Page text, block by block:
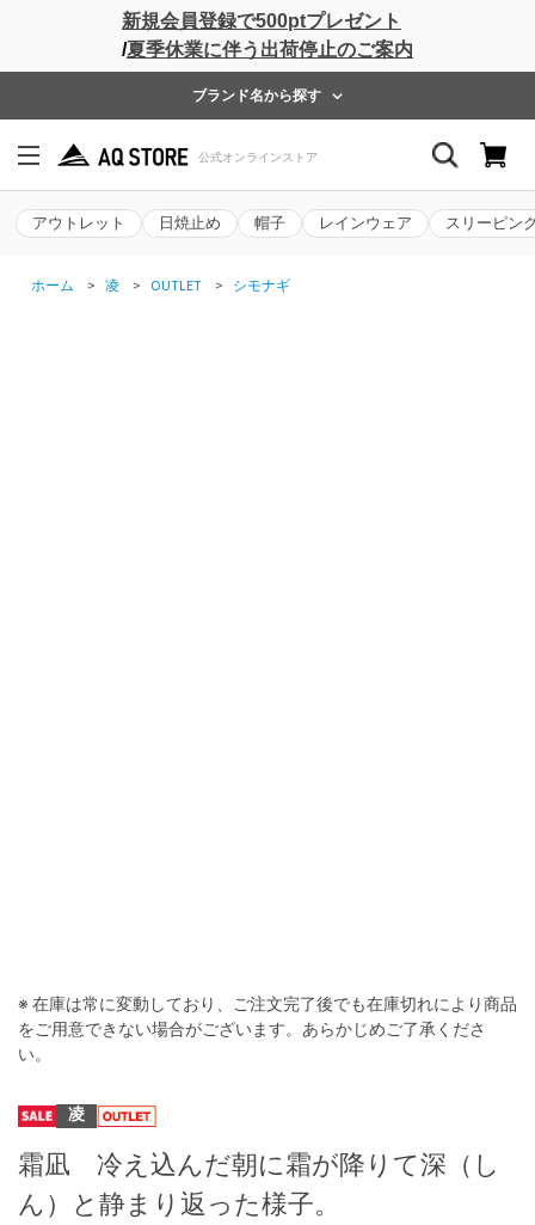
新規会員登録で500ptプレゼント
/夏季休業に伴う出荷停止のご案内
ブランド名から探す
アウトレット 日焼止め 帽子 レインウェア スリーピン
ホーム > 凌 > OUTLET > シモナギ
※ 在庫は常に変動しており、ご注文完了後でも在庫切れにより商品
をご用意できない場合がございます。あらかじめご了承くださ
い。
凌
霜凪 冷え込んだ朝に霜が降りて深（し
ん）と静まり返った様子。